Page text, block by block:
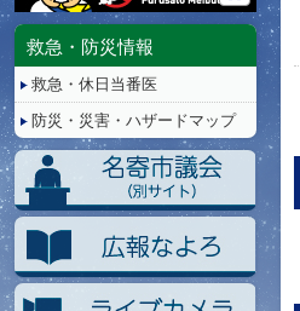
停
再
救急・防災情報
救急・休日当番医
防災・災害・ハザードマップ